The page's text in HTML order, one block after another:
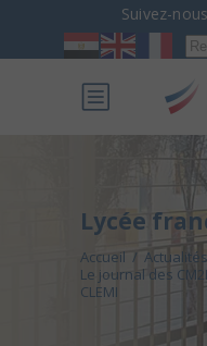
Suivez-nous
Lycée
Accueil /
Le journal des
CLEMI